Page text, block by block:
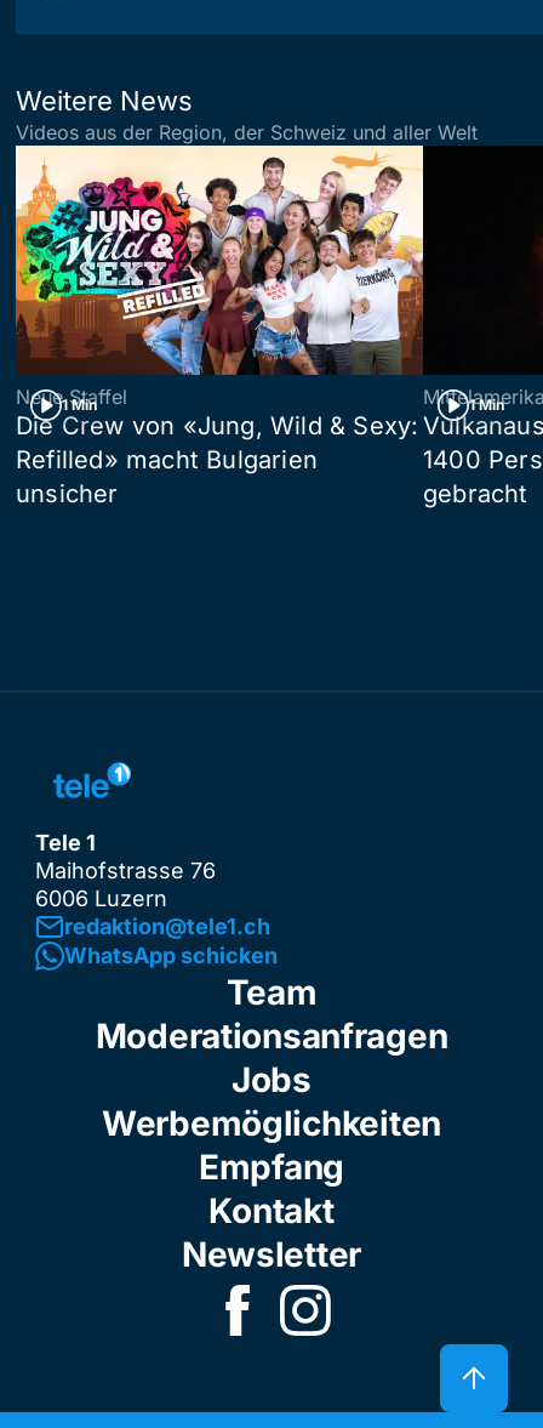
Weitere News
Videos aus der Region, der Schweiz und aller Welt
1 Min
Neue Staffel
Die Crew von «Jung, Wild & Sexy:
Refilled» macht Bulgarien
unsicher
1 Min
1400
gebracht
Tele 1
Maihofstrasse 76
6006 Luzern
redaktion@tele1.ch
WhatsApp schicken
Team
Moderationsanfragen
Jobs
Werbemöglichkeiten
Empfang
Kontakt
Newsletter